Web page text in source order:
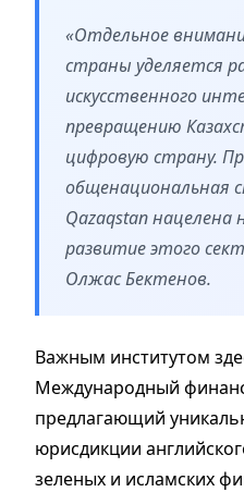
«Отдельное
страны уделяется
искусственного
превращению
цифровую страну.
общенациональная
Qazaqstan
развитие этого
Олжас Бектенов.
Важным институтом
Международный
предлагающий
юрисдикции
зеленых и исламских